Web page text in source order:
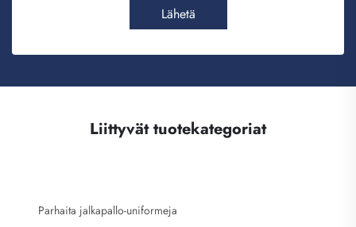
Lähetä
Liittyvät tuotekategoriat
Parhaita jalkapallo-uniformeja